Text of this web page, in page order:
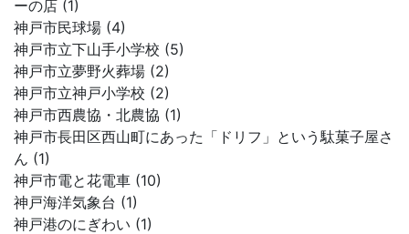
ーの店 (1)
神戸市民球場 (4)
神戸市立下山手小学校 (5)
神戸市立夢野火葬場 (2)
神戸市立神戸小学校 (2)
神戸市西農協・北農協 (1)
神戸市長田区西山町にあった「ドリフ」という駄菓子屋さ
ん (1)
神戸市電と花電車 (10)
神戸海洋気象台 (1)
神戸港のにぎわい (1)